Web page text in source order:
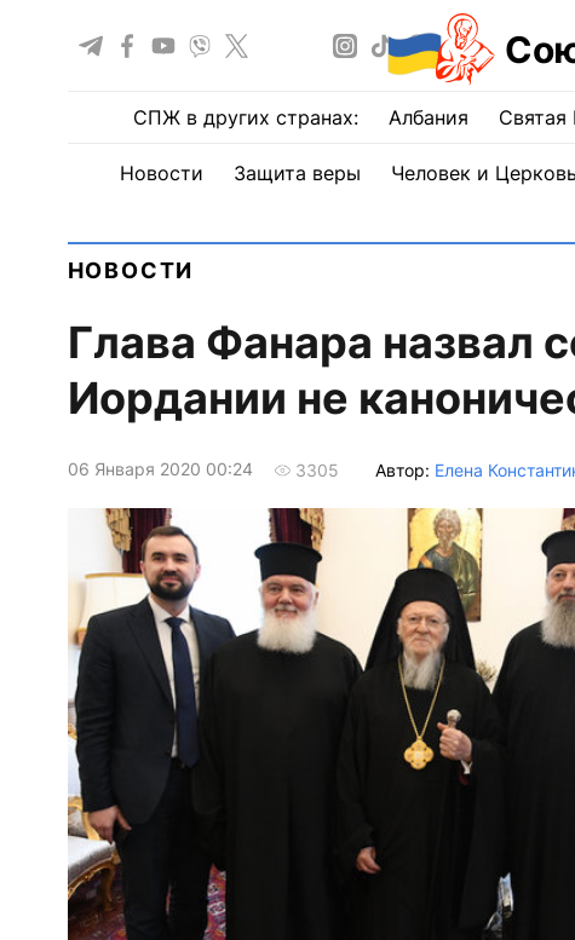
СПЖ в других странах: Албания Святая
Новости Защита веры Человек и Церковь
НОВОСТИ
Глава Фанара назвал
Иордании не
06 Января 2020 00:24 3305 Автор: Елена